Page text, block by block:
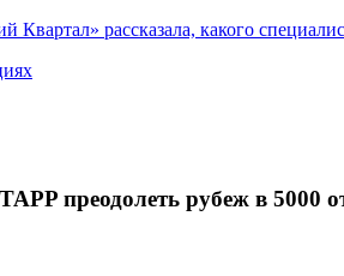
Квартал» рассказала, какого
преодолеть рубеж в 5000